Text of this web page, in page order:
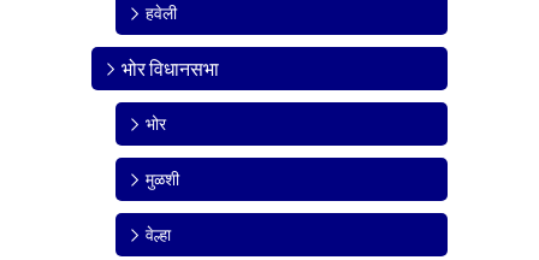
हवेली
भोर विधानसभा
भोर
मुळशी
वेल्हा